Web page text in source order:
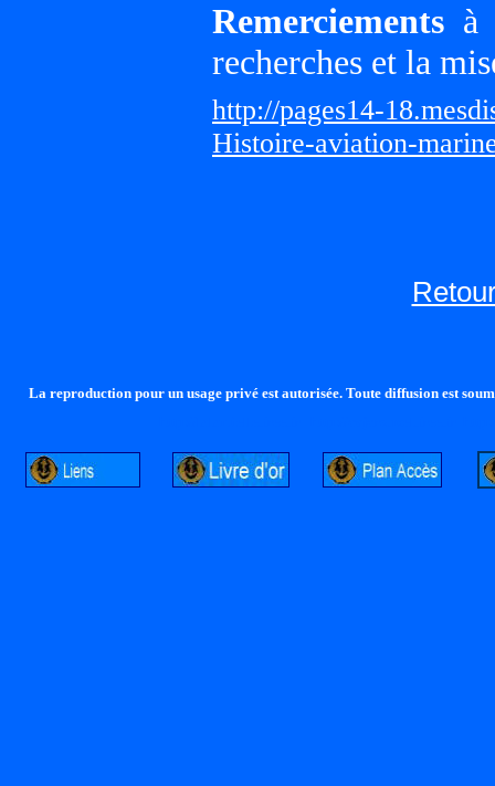
Remerciements à
recherches et la
http://pages14-
Histoire-aviation-
La reproduction pour un usage privé est autorisée. Toute diffusion est